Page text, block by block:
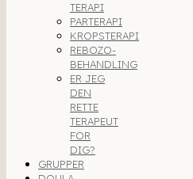
TERAPI
PARTERAPI
KROPSTERAPI
REBOZO-
BEHANDLING
ER JEG
DEN
RETTE
TERAPEUT
FOR
DIG?
GRUPPER